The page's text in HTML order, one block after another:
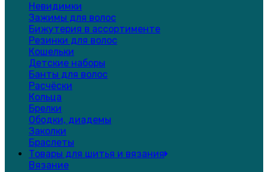
Невидимки
Зажимы для волос
Бижутерия в ассортименте
Резинки для волос
Кошельки
Детские наборы
Банты для волос
Расчёски
Кольца
Брелки
Ободки, диадемы
Заколки
Браслеты
Товары для шитья и вязания
Вязание